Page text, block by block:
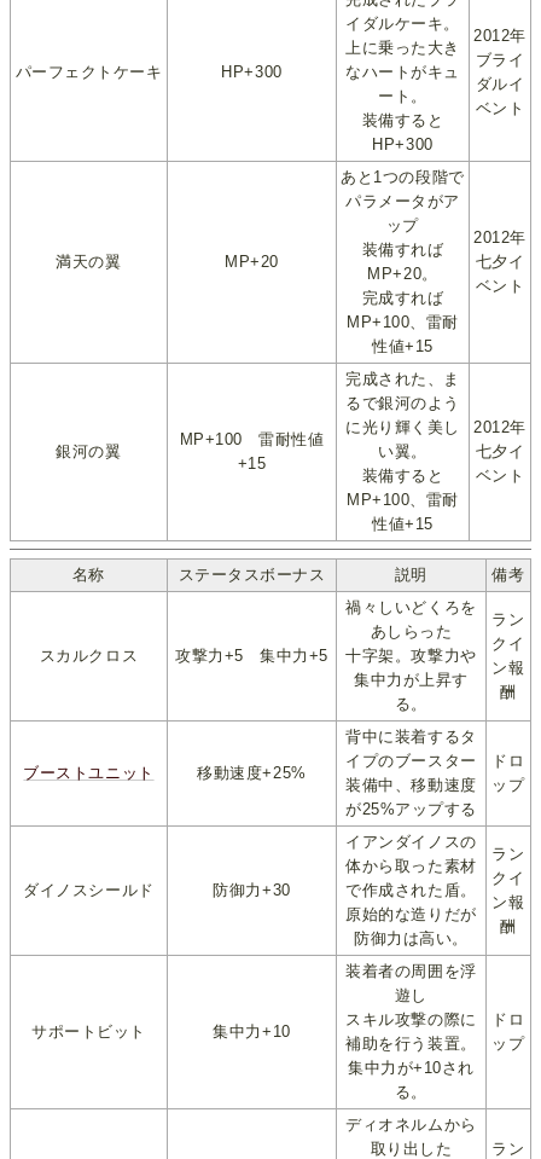
パーフェクトケーキ HP+300
イダルケーキ。
上に乗った大き
なハートがキュ
ート。
装備すると
HP+300
2012年
ブライ
ダルイ
ベント
満天の翼 MP+20
あと1つの段階で
パラメータがア
ップ
装備すれば
MP+20。
完成すれば
MP+100、雷耐
性値+15
2012年
七夕イ
ベント
銀河の翼
MP+100 雷耐性値
+15
完成された、ま
るで銀河のよう
に光り輝く美し
い翼。
装備すると
MP+100、雷耐
性値+15
2012年
七夕イ
ベント
名称 ステータスボーナス 説明 備考
スカルクロス 攻撃力+5 集中力+5
禍々しいどくろを
あしらった
十字架。攻撃力や
集中力が上昇す
る。
ラン
クイ
ン報
酬
ブーストユニット 移動速度+25%
背中に装着するタ
イプのブースター
装備中、移動速度
が25%アップする
ドロ
ップ
ダイノスシールド 防御力+30
イアンダイノスの
体から取った素材
で作成された盾。
原始的な造りだが
防御力は高い。
ラン
クイ
ン報
酬
サポートビット 集中力+10
装着者の周囲を浮
遊し
スキル攻撃の際に
補助を行う装置。
集中力が+10され
る。
ドロ
ップ
ディオネルムから
取り出した
ラン